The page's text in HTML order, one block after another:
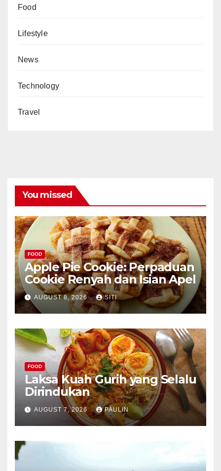
Food
Lifestyle
News
Technology
Travel
You missed
FOOD
Apple Pie Cookie: Perpaduan
Cookie Renyah dan Isian Apel
AUGUST 8, 2026 SITI
FOOD
Laksa Kuah Gurih yang Selalu
Dirindukan
AUGUST 7, 2026 PAULIN